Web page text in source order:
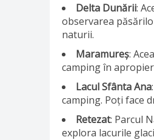
Delta Dunării:
observarea
naturii.
Maramureș:
camping în
Lacul Sfânta Ana
camping. Poți face
Retezat: Parcul
explora lacurile